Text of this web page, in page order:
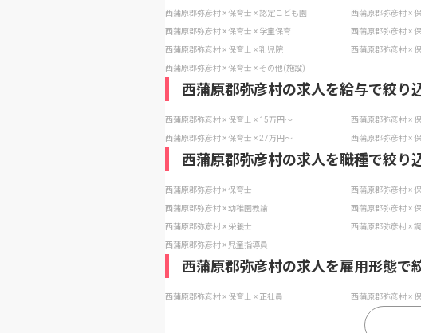
西蒲原郡弥彦村 × 保育士 × 認定こども園 西蒲原郡弥彦村 ×
西蒲原郡弥彦村 × 保育士 × 学童保育 西蒲原郡弥彦村 ×
西蒲原郡弥彦村 × 保育士 × 乳児院 西蒲原郡弥彦村 ×
西蒲原郡弥彦村 × 保育士 × その他(施設)
西蒲原郡弥彦村の求人を給与で絞り
西蒲原郡弥彦村 × 保育士 × 15万円〜 西蒲原郡弥彦村 ×
西蒲原郡弥彦村 × 保育士 × 27万円〜 西蒲原郡弥彦村 ×
西蒲原郡弥彦村の求人を職種で絞り
西蒲原郡弥彦村 × 保育士 西蒲原郡弥彦村 ×
西蒲原郡弥彦村 × 幼稚園教諭 西蒲原郡弥彦村 ×
西蒲原郡弥彦村 × 栄養士 西蒲原郡弥彦村 ×
西蒲原郡弥彦村 × 児童指導員
西蒲原郡弥彦村の求人を雇用形態で
西蒲原郡弥彦村 × 保育士 × 正社員 西蒲原郡弥彦村 ×